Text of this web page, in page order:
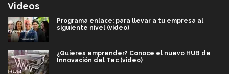
Videos
Programa enlace: para llevar a tu empresa al
siguiente nivel (video)
¿Quieres emprender? Conoce el nuevo HUB de
Innovación del Tec (video)